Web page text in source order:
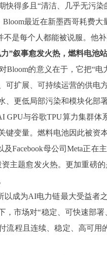
快得多且“清洁、几乎无污染
Bloom最近在新墨西哥耗费
不是每个人都能被说服。他
”叙事愈发火热，燃料电池
Bloom的意义在于，它把“
可扩展、可持续运营的供电
、更低局部污染和模块化部
GPU与谷歌TPU算力集群
键变量。燃料电池因此被资
及Facebook母公司Meta正
资主题愈发火热。更加重磅
以成为AI电力链最大受益者
，市场对“稳定、可快速部
流程且连续、稳定、高可